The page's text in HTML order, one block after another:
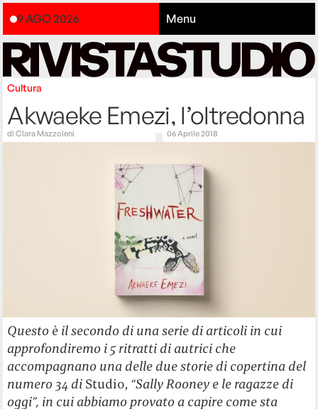
9 AGO 2026 Menu
Cultura
Akwaeke Emezi, l’oltredonna
diClara Mazzoleni 06 Aprile 2018
Questo è il secondo di una serie di articoli in cui
approfondiremo i 5 ritratti di autrici che
accompagnano una delle due storie di copertina del
numero 34 di Studio, “Sally Rooney e le ragazze di
oggi”, in cui abbiamo provato a capire come sta